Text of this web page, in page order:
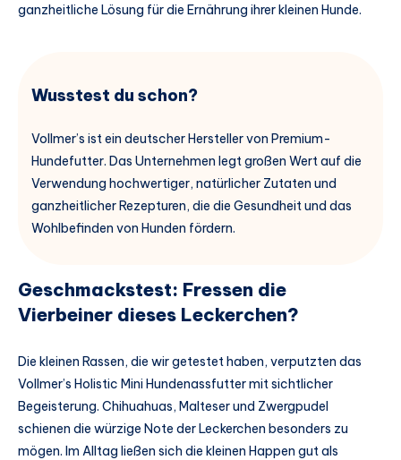
ganzheitliche Lösung für die Ernährung ihrer kleinen Hunde.
Wusstest du schon?
Vollmer’s ist ein deutscher Hersteller von Premium-
Hundefutter. Das Unternehmen legt großen Wert auf die
Verwendung hochwertiger, natürlicher Zutaten und
ganzheitlicher Rezepturen, die die Gesundheit und das
Wohlbefinden von Hunden fördern.
Geschmackstest: Fressen die
Vierbeiner dieses Leckerchen?
Die kleinen Rassen, die wir getestet haben, verputzten das
Vollmer’s Holistic Mini Hundenassfutter mit sichtlicher
Begeisterung. Chihuahuas, Malteser und Zwergpudel
schienen die würzige Note der Leckerchen besonders zu
mögen. Im Alltag ließen sich die kleinen Happen gut als